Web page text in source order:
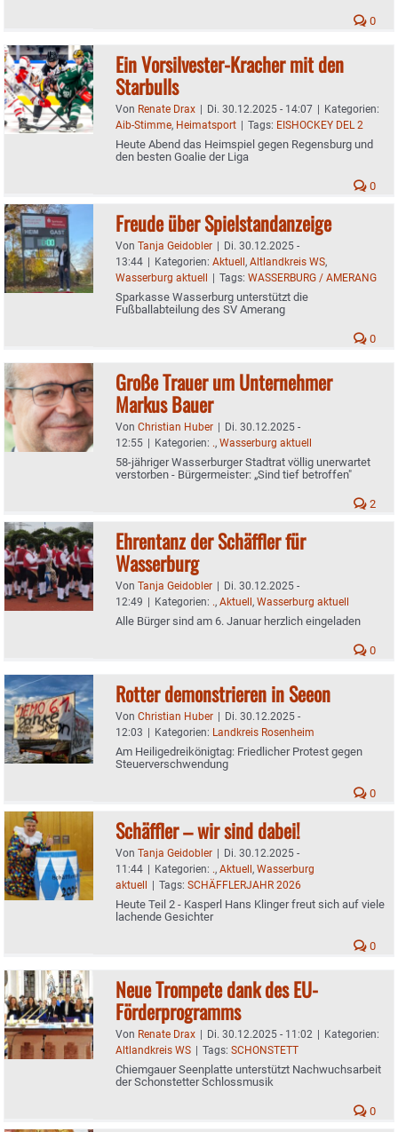
0
Ein Vorsilvester-Kracher mit den
Starbulls
Von Renate Drax | Di. 30.12.2025 - 14:07 | Kategorien:
Aib-Stimme, Heimatsport | Tags: EISHOCKEY DEL 2
Heute Abend das Heimspiel gegen Regensburg und
den besten Goalie der Liga
0
Freude über Spielstandanzeige
Von Tanja Geidobler | Di. 30.12.2025 -
13:44 | Kategorien: Aktuell, Altlandkreis WS,
Wasserburg aktuell | Tags: WASSERBURG / AMERANG
Sparkasse Wasserburg unterstützt die
Fußballabteilung des SV Amerang
0
Große Trauer um Unternehmer
Markus Bauer
Von Christian Huber | Di. 30.12.2025 -
12:55 | Kategorien: ., Wasserburg aktuell
58-jähriger Wasserburger Stadtrat völlig unerwartet
verstorben - Bürgermeister: „Sind tief betroffen"
2
Ehrentanz der Schäffler für
Wasserburg
Von Tanja Geidobler | Di. 30.12.2025 -
12:49 | Kategorien: ., Aktuell, Wasserburg aktuell
Alle Bürger sind am 6. Januar herzlich eingeladen
0
Rotter demonstrieren in Seeon
Von Christian Huber | Di. 30.12.2025 -
12:03 | Kategorien: Landkreis Rosenheim
Am Heiligedreikönigtag: Friedlicher Protest gegen
Steuerverschwendung
0
Schäffler – wir sind dabei!
Von Tanja Geidobler | Di. 30.12.2025 -
11:44 | Kategorien: ., Aktuell, Wasserburg
aktuell | Tags: SCHÄFFLERJAHR 2026
Heute Teil 2 - Kasperl Hans Klinger freut sich auf viele
lachende Gesichter
0
Neue Trompete dank des EU-
Förderprogramms
Von Renate Drax | Di. 30.12.2025 - 11:02 | Kategorien:
Altlandkreis WS | Tags: SCHONSTETT
Chiemgauer Seenplatte unterstützt Nachwuchsarbeit
der Schonstetter Schlossmusik
0